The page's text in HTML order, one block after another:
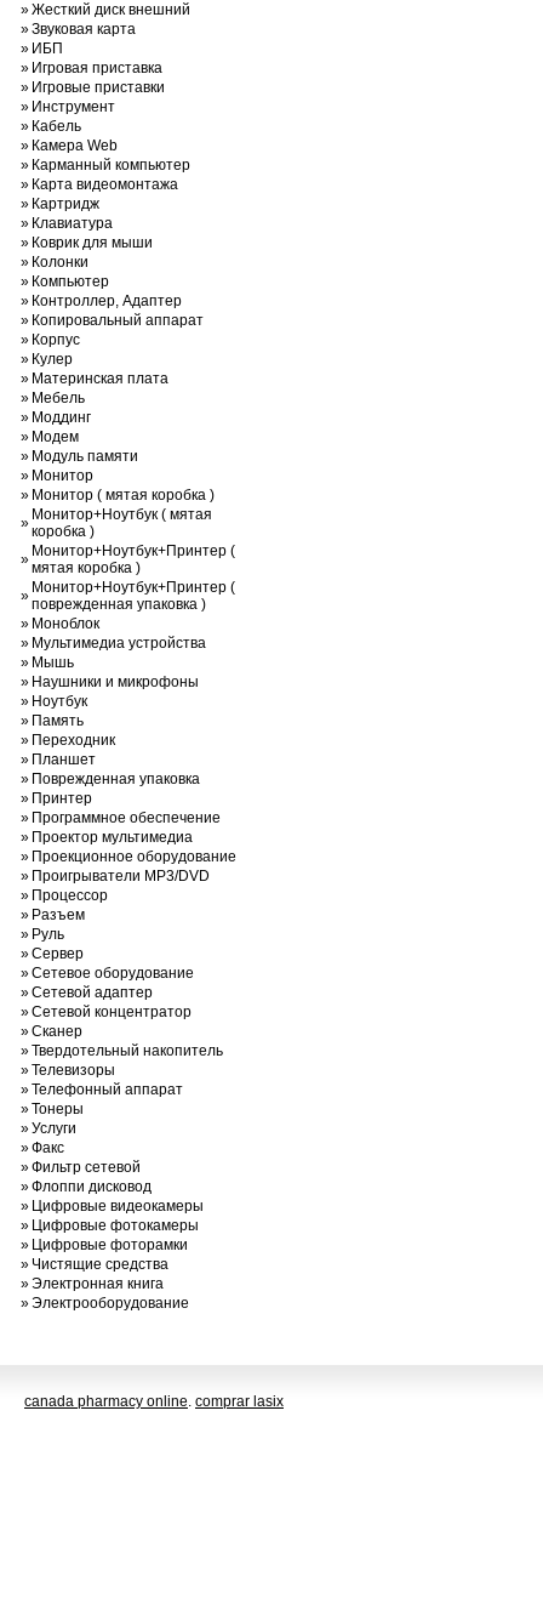
»Жесткий диск внешний
»Звуковая карта
» ИБП
» Игровая приставка
» Игровые приставки
» Инструмент
» Кабель
» Камера Web
» Карманный компьютер
» Карта видеомонтажа
» Картридж
» Клавиатура
» Коврик для мыши
» Колонки
» Компьютер
» Контроллер, Адаптер
» Копировальный аппарат
» Корпус
» Кулер
» Материнская плата
» Мебель
» Моддинг
» Модем
» Модуль памяти
» Монитор
» Монитор ( мятая коробка )
» Монитор+Ноутбук ( мятая
коробка )
» Монитор+Ноутбук+Принтер (
мятая коробка )
» Монитор+Ноутбук+Принтер (
поврежденная упаковка )
» Моноблок
» Мультимедиа устройства
» Мышь
» Наушники и микрофоны
» Ноутбук
» Память
» Переходник
» Планшет
» Поврежденная упаковка
» Принтер
» Программное обеспечение
» Проектор мультимедиа
» Проекционное оборудование
» Проигрыватели MP3/DVD
» Процессор
» Разъем
» Руль
»Сервер
»Сетевое оборудование
»Сетевой адаптер
»Сетевой концентратор
»Сканер
»Твердотельный накопитель
»Телевизоры
»Телефонный аппарат
»Тонеры
»Услуги
»Факс
»Фильтр сетевой
»Флоппи дисковод
» Цифровые видеокамеры
» Цифровые фотокамеры
» Цифровые фоторамки
» Чистящие средства
»Электронная книга
»Электрооборудование
canada pharmacy online. comprar lasix